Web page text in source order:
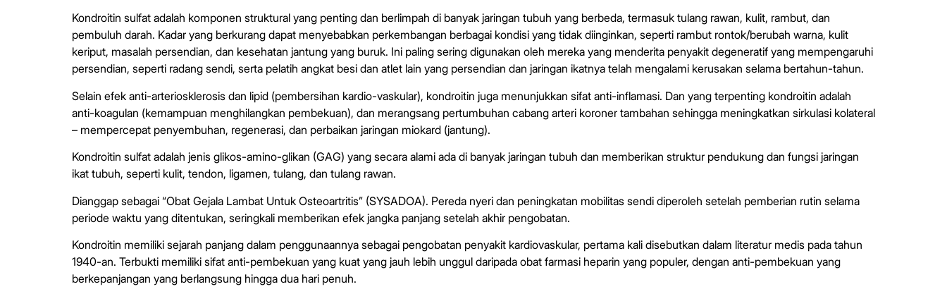
Kondroitin sulfat adalah komponen struktural yang penting dan berlimpah di banyak jaringan tubuh yang berbeda, termasuk tulang rawan, kulit, rambut, dan
pembuluh darah. Kadar yang berkurang dapat menyebabkan perkembangan berbagai kondisi yang tidak diinginkan, seperti rambut rontok/berubah warna, kulit
keriput, masalah persendian, dan kesehatan jantung yang buruk. Ini paling sering digunakan oleh mereka yang menderita penyakit degeneratif yang mempengaruhi
persendian, seperti radang sendi, serta pelatih angkat besi dan atlet lain yang persendian dan jaringan ikatnya telah mengalami kerusakan selama bertahun-tahun.
Selain efek anti-arteriosklerosis dan lipid (pembersihan kardio-vaskular), kondroitin juga menunjukkan sifat anti-inflamasi. Dan yang terpenting kondroitin adalah
anti-koagulan (kemampuan menghilangkan pembekuan), dan merangsang pertumbuhan cabang arteri koroner tambahan sehingga meningkatkan sirkulasi kolateral
– mempercepat penyembuhan, regenerasi, dan perbaikan jaringan miokard (jantung).
Kondroitin sulfat adalah jenis glikos-amino-glikan (GAG) yang secara alami ada di banyak jaringan tubuh dan memberikan struktur pendukung dan fungsi jaringan
ikat tubuh, seperti kulit, tendon, ligamen, tulang, dan tulang rawan.
Dianggap sebagai “Obat Gejala Lambat Untuk Osteoartritis” (SYSADOA). Pereda nyeri dan peningkatan mobilitas sendi diperoleh setelah pemberian rutin selama
periode waktu yang ditentukan, seringkali memberikan efek jangka panjang setelah akhir pengobatan.
Kondroitin memiliki sejarah panjang dalam penggunaannya sebagai pengobatan penyakit kardiovaskular, pertama kali disebutkan dalam literatur medis pada tahun
1940-an. Terbukti memiliki sifat anti-pembekuan yang kuat yang jauh lebih unggul daripada obat farmasi heparin yang populer, dengan anti-pembekuan yang
berkepanjangan yang berlangsung hingga dua hari penuh.